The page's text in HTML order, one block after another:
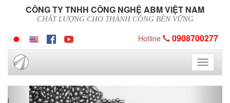
CÔNG TY TNHH CÔNG NGHỆ ABM VIỆT NAM
CHẤT LƯỢNG CHO THÀNH CÔNG BỀN VỮNG
Hotline 0908700277
Toggle
Previous